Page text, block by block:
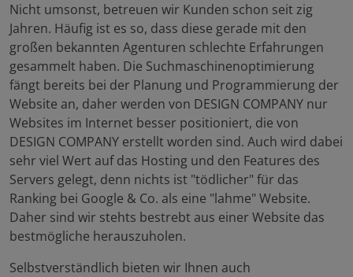
Nicht umsonst, betreuen wir Kunden schon seit zig
Jahren. Häufig ist es so, dass diese gerade mit den
großen bekannten Agenturen schlechte Erfahrungen
gesammelt haben. Die Suchmaschinenoptimierung
fängt bereits bei der Planung und Programmierung der
Website an, daher werden von DESIGN COMPANY nur
Websites im Internet besser positioniert, die von
DESIGN COMPANY erstellt worden sind. Auch wird dabei
sehr viel Wert auf das Hosting und den Features des
Servers gelegt, denn nichts ist "tödlicher" für das
Ranking bei Google & Co. als eine "lahme" Website.
Daher sind wir stehts bestrebt aus einer Website das
bestmögliche herauszuholen.
Selbstverständlich bieten wir Ihnen auch